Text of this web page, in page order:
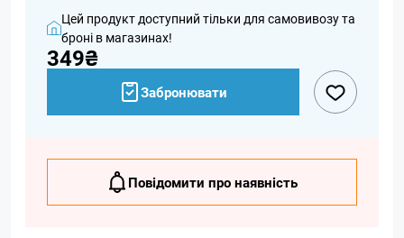
Цей продукт доступний тільки для самовивозу та
броні в магазинах!
349₴
Забронювати
Повідомити про наявність